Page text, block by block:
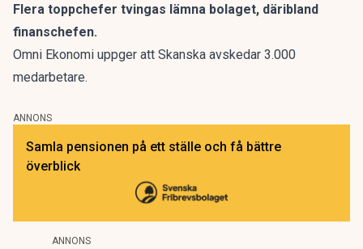
Flera toppchefer tvingas lämna bolaget, däribland
finanschefen.
Omni Ekonomi uppger att Skanska avskedar 3.000
medarbetare.
ANNONS
Samla pensionen på ett ställe och få bättre
överblick
ANNONS